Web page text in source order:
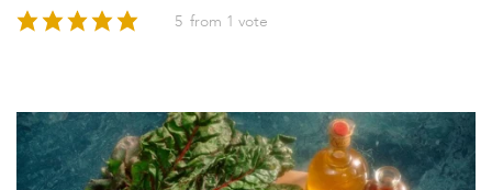
5 from 1 vote